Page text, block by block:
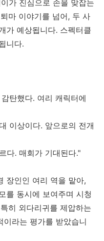
가 진심으로 손을 맞잡는
마 이야기를 넘어, 두 사
가 예상됩니다. 스펙터클
니다.
탄했다. 여리 캐릭터에
이상이다. 앞으로의 전개
다. 매회가 기대된다."
장인인 여리 역을 맡아,
를 동시에 보여주며 시청
히 외다리귀를 제압하는
라는 평가를 받았습니